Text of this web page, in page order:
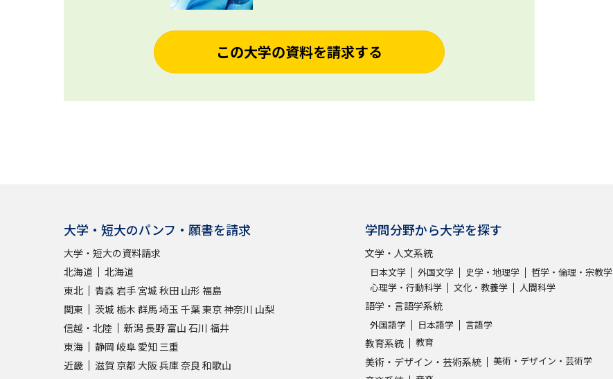
この大学の資料を請求する
大学・短大のパンフ・願書を請求
大学・短大の資料請求
北海道
北海道
東北
青森 岩手 宮城 秋田 山形 福島
関東
茨城 栃木 群馬埼玉 千葉東京神奈川 山梨
信越・北陸
新潟長野 富山 石川 福井
東海
静岡 岐阜 愛知 三重
近畿
滋賀 京都 大阪兵庫奈良 和歌山
学問分野から大学を探す
文学・人文系統
日本文学 外国文学 史学・地理学
哲学・倫理・宗教学
心理学・行動科学
文化・教養学 人間科学
語学・言語学系統
外国語学 日本語学 言語学
教育系統 教育
美術・デザイン・芸術系統 美術・デザイン・芸術学